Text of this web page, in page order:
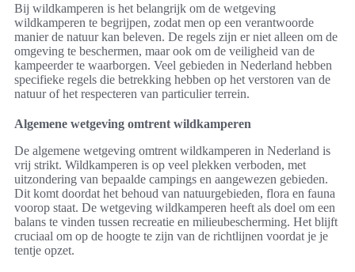
Bij wildkamperen is het belangrijk om de wetgeving
wildkamperen te begrijpen, zodat men op een verantwoorde
manier de natuur kan beleven. De regels zijn er niet alleen om de
omgeving te beschermen, maar ook om de veiligheid van de
kampeerder te waarborgen. Veel gebieden in Nederland hebben
specifieke regels die betrekking hebben op het verstoren van de
natuur of het respecteren van particulier terrein.
Algemene wetgeving omtrent wildkamperen
De algemene wetgeving omtrent wildkamperen in Nederland is
vrij strikt. Wildkamperen is op veel plekken verboden, met
uitzondering van bepaalde campings en aangewezen gebieden.
Dit komt doordat het behoud van natuurgebieden, flora en fauna
voorop staat. De wetgeving wildkamperen heeft als doel om een
balans te vinden tussen recreatie en milieubescherming. Het blijft
cruciaal om op de hoogte te zijn van de richtlijnen voordat je je
tentje opzet.